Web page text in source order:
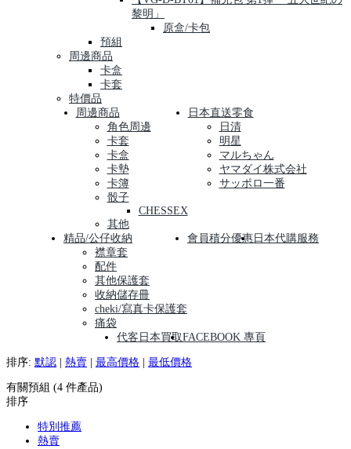
黎明」
原盒/卡包
預組
周邊商品
卡盒
卡套
特價品
周邊商品
角色周邊
卡套
卡盒
卡墊
卡簿
骰子
CHESSEX
其他
日本直送零食
日清
明星
マルちゃん
ヤマダイ株式会社
サッポロ一番
精品/公仔收納
襟章套
配件
其他保護套
收納儲存冊
cheki/寫真卡保護套
痛袋
會員積分優惠 日本代購服務
代客日本買取FACEBOOK 專頁
排序: 默認 熱賣 最高價格 最低價格
有關預組 (4 件產品)
排序
特別推薦
熱賣